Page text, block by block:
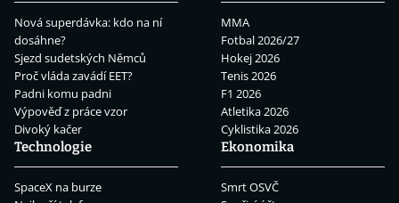
Nová superdávka: kdo na ní
dosáhne?
Sjezd sudetských Němců
Proč vláda zavádí EET?
Padni komu padni
Výpověď z práce vzor
Divoký kačer
MMA
Fotbal 2026/27
Hokej 2026
Tenis 2026
F1 2026
Atletika 2026
Cyklistika 2026
Technologie
SpaceX na burze
Ekonomika
Smrt OSVČ